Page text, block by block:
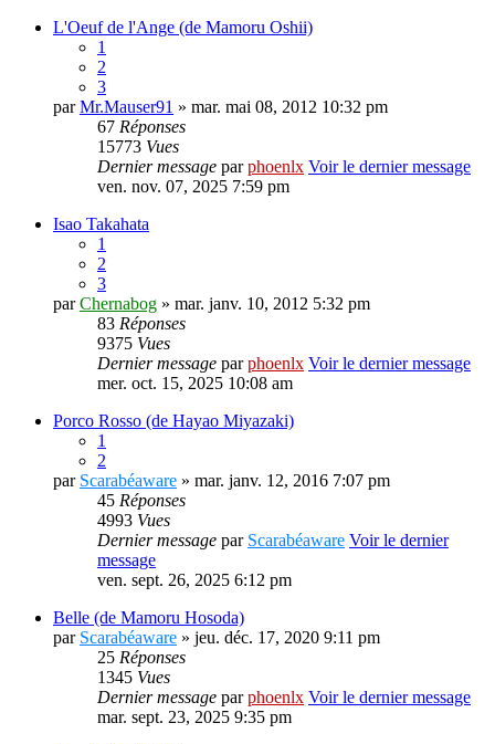
L'Oeuf de l'Ange (de Mamoru Oshii)
1
2
3
parMr.Mauser91 » mar. mai 08, 2012 10:32 pm
67 Réponses
15773 Vues
Dernier message parphoenlx Voir le dernier message
ven. nov. 07, 2025 7:59 pm
Isao Takahata
1
2
3
parChernabog » mar. janv. 10, 2012 5:32 pm
83 Réponses
9375 Vues
Dernier message parphoenlx Voir le dernier message
mer. oct. 15, 2025 10:08 am
Porco Rosso (de Hayao Miyazaki)
1
2
par Scarabéaware » mar. janv. 12, 2016 7:07 pm
45 Réponses
4993 Vues
Dernier message par Scarabéaware Voir le dernier
message
ven. sept. 26, 2025 6:12 pm
Belle (de Mamoru Hosoda)
par Scarabéaware » jeu. déc. 17, 2020 9:11 pm
25 Réponses
1345 Vues
Dernier message parphoenlx Voir le dernier message
mar. sept. 23, 2025 9:35 pm